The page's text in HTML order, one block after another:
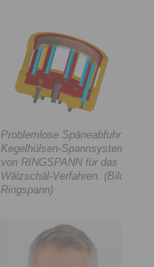
Problemlose Späneabfuhr:
Kegelhülsen-Spannsystem
von RINGSPANN für das
Wälzschäl-Verfahren. (Bild:
Ringspann)